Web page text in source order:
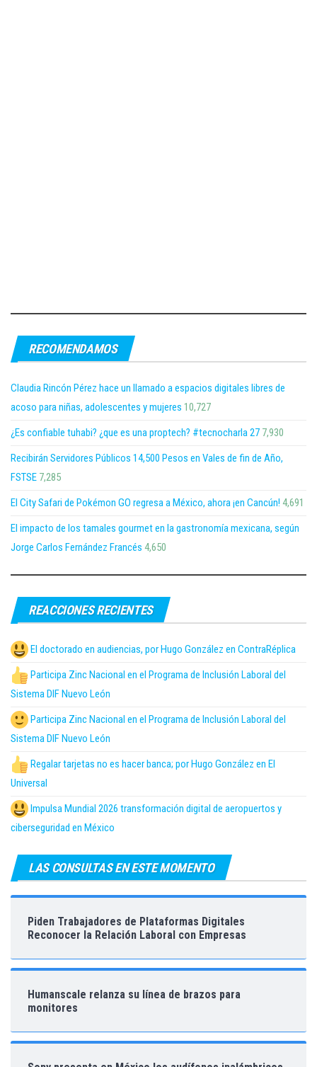
RECOMENDAMOS
Claudia Rincón Pérez hace un llamado a espacios digitales libres de
acoso para niñas, adolescentes y mujeres 10,727
¿Es confiable tuhabi? ¿que es una proptech? #tecnocharla 27 7,930
Recibirán Servidores Públicos 14,500 Pesos en Vales de fin de Año,
FSTSE 7,285
El City Safari de Pokémon GO regresa a México, ahora ¡en Cancún! 4,691
El impacto de los tamales gourmet en la gastronomía mexicana, según
Jorge Carlos Fernández Francés 4,650
REACCIONES RECIENTES
El doctorado en audiencias, por Hugo González en ContraRéplica
Participa Zinc Nacional en el Programa de Inclusión Laboral del
Sistema DIF Nuevo León
Participa Zinc Nacional en el Programa de Inclusión Laboral del
Sistema DIF Nuevo León
Regalar tarjetas no es hacer banca; por Hugo González en El
Universal
Impulsa Mundial 2026 transformación digital de aeropuertos y
ciberseguridad en México
LAS CONSULTAS EN ESTE MOMENTO
Piden Trabajadores de Plataformas Digitales
Reconocer la Relación Laboral con Empresas
Humanscale relanza su línea de brazos para
monitores